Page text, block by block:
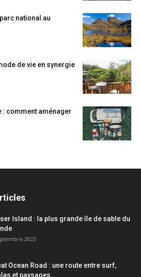
national au
de vie en synergie
: comment aménager
Island : la plus grande île de sable du
2023
Ocean Road : une route entre surf,
et paysages...